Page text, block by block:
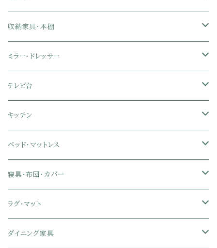
2人掛けソファ
3人掛けソファ
フロアソファ・ローソファ
ソファベッド
カウチソファ・コーナーソファ
リクライニングソファ
スツール・オットマン
クッションソファ
1人掛け座椅子
2人掛け座椅子
リクライニング座椅子
肘付き座椅子
座椅子カバー
ポケットコイル座椅子
収納家具・本棚
カラーボックス
本棚・書棚
衣類・タンス・チェスト
ハンガーラック
ラック・シェルフ
スチールラック・メタルラック
衣装ケース・壁面収納・ワードローブ
ミラー・ドレッサー
ドレッサー・鏡台
ミラー・スタンドミラー
テレビ台
壁面収納・ハイタイプテレビ台
ミドルタイプテレビ台
ロータイプテレビ台
コーナーテレビ台
伸縮テレビ台
キッチン
食器棚・キッチンボード
レンジ台
キッチンワゴン
キッチンカウンター
ベッド・マットレス
ローベッド
セミシングル
シングル
収納付きベッド
セミシングル
パネルベッド
寝具・布団・カバー
掛け布団
敷き布団
ラグ・マット
ラグ・カーペット
ダイニング家具